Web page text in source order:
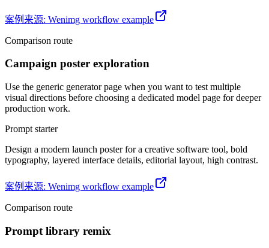
案例来源: Wenimg workflow example
Comparison route
Campaign poster exploration
Use the generic generator page when you want to test multiple
visual directions before choosing a dedicated model page for deeper
production work.
Prompt starter
Design a modern launch poster for a creative software tool, bold
typography, layered interface details, editorial layout, high contrast.
案例来源: Wenimg workflow example
Comparison route
Prompt library remix